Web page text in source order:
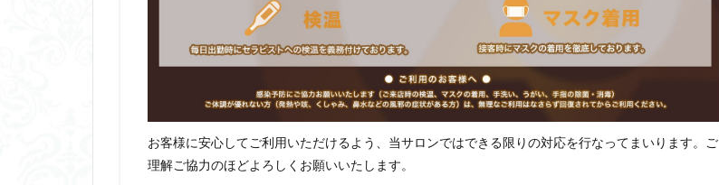
お客様に安心してご利用いただけるよう、当サロンではできる限りの対応を行なってまいります。ご
理解ご協力のほどよろしくお願いいたします。